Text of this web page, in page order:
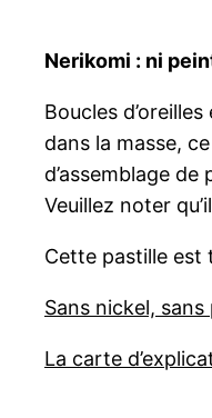
Nerikomi : ni
Boucles
dans la masse,
d’assemblage
Veuillez noter
Cette pastille est
Sans nickel,
La carte